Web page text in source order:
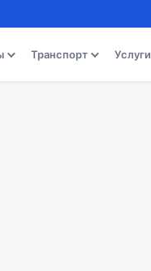
Транспорт Услуги